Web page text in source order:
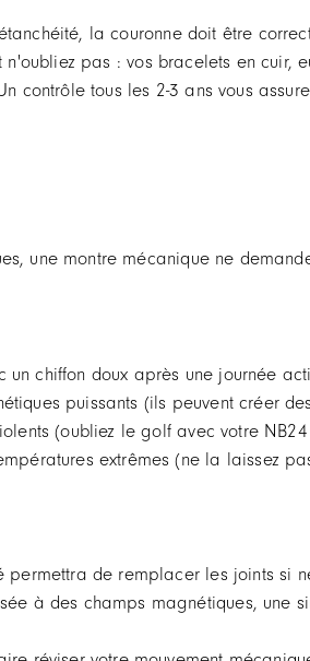
la couronne doit être
pas : vos bracelets en cuir,
contrôle tous les 2-3 ans vous
une montre mécanique ne
un chiffon doux après une journée
puissants (ils peuvent créer
(oubliez le golf avec votre
extrêmes (ne la laissez
permettra de remplacer les joints si
à des champs magnétiques, une